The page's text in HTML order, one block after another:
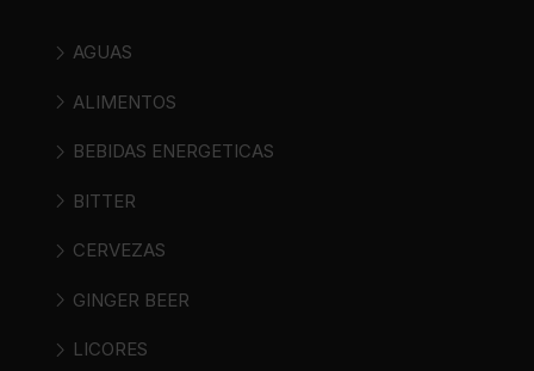
AGUAS
ALIMENTOS
BEBIDAS ENERGETICAS
BITTER
CERVEZAS
GINGER BEER
LICORES